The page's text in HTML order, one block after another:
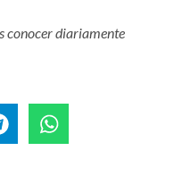
conocer diariamente